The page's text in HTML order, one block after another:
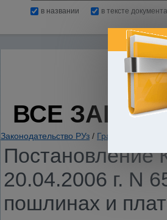
в названии в тексте документа
ВСЕ
Законодательство РУз / Гражданское и
Постановление
20.04.2006 г. N
пошлинах и